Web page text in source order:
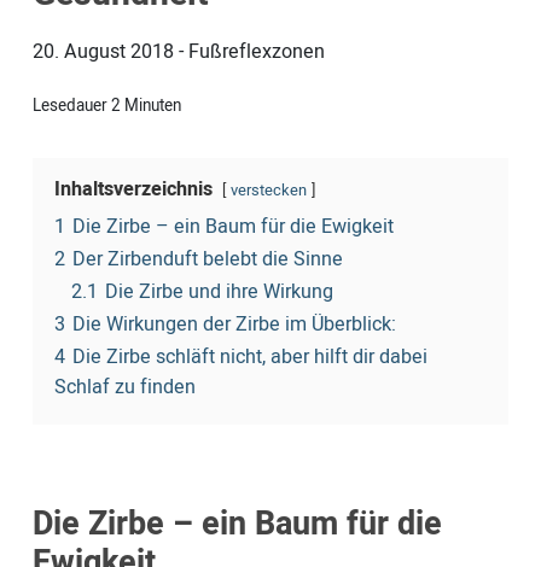
20. August 2018-Fußreflexzonen
Lesedauer2 Minuten
Inhaltsverzeichnis verstecken
1 Die Zirbe – ein Baum für die Ewigkeit
2 Der Zirbenduft belebt die Sinne
2.1 Die Zirbe und ihre Wirkung
3 Die Wirkungen der Zirbe im Überblick:
4 Die Zirbe schläft nicht, aber hilft dir dabei
Schlaf zu finden
Die Zirbe – ein Baum für die